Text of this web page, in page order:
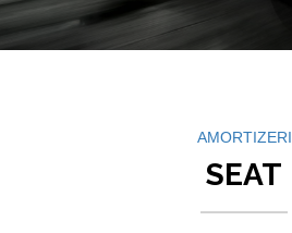
AMORTIZERI
SEAT